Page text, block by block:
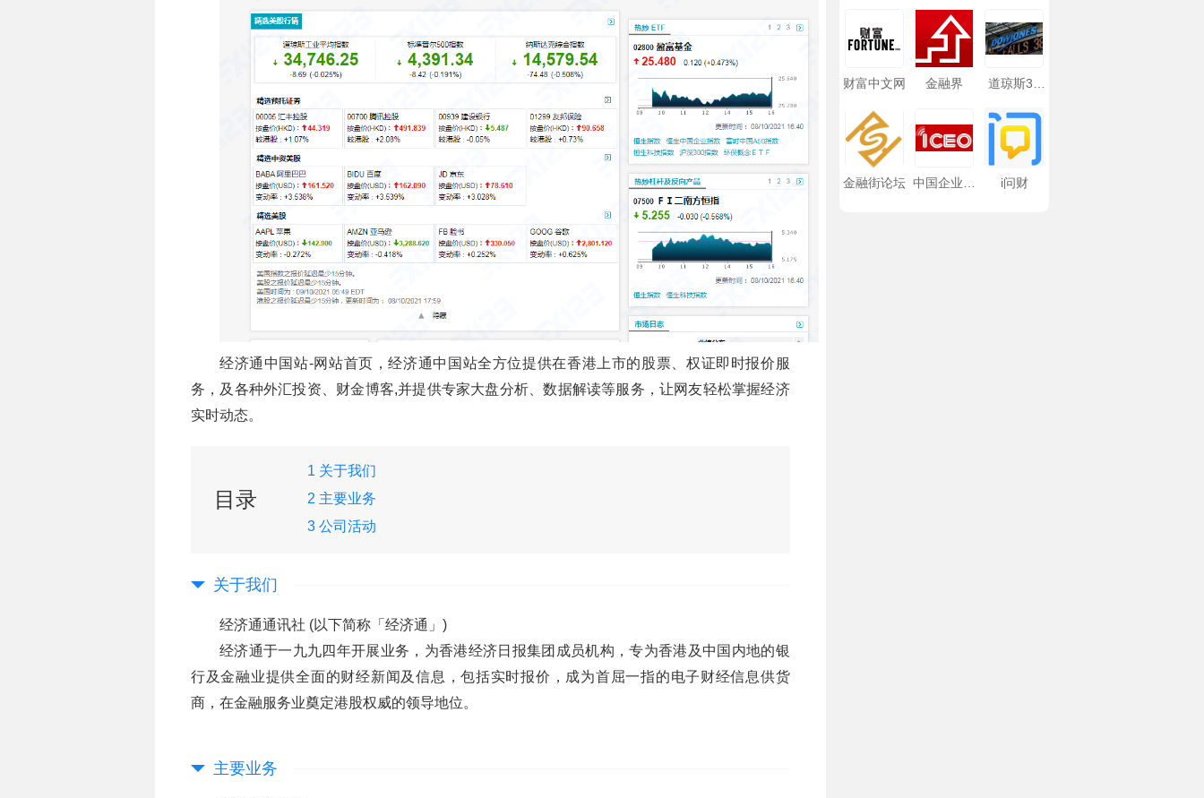
经济通中国站-网站首页，经济通中国站全方位提供在香港上市的股票、权证即时报价服
务，及各种外汇投资、财金博客,并提供专家大盘分析、数据解读等服务，让网友轻松掌握经济
实时动态。
目录
1 关于我们
2 主要业务
3 公司活动
关于我们
经济通通讯社 (以下简称「经济通」)
经济通于一九九四年开展业务，为香港经济日报集团成员机构，专为香港及中国内地的银
行及金融业提供全面的财经新闻及信息，包括实时报价，成为首屈一指的电子财经信息供货
商，在金融服务业奠定港股权威的领导地位。
主要业务
财富中文网 金融界
道琼斯30
金融街论坛 中国企业家
i问财